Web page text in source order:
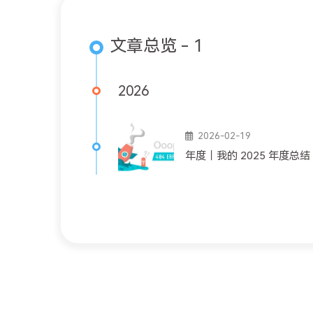
文章总览 - 1
2026
2026-02-19
年度｜我的 2025 年度总结